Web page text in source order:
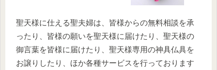
聖天様に仕える聖夫婦は、皆様からの無料相談を承
ったり、皆様の願いを聖天様に届けたり、聖天様の
御言葉を皆様に届けたり、聖天様専用の神具仏具を
お譲りしたり、ほか各種サービスを行っております